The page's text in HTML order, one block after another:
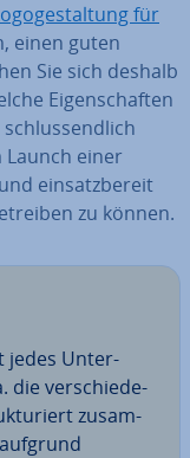
für
einen guten
Sie sich deshalb
Ei­gen­schaf­ten
einer
ein­satz­be­reit
zu können.
jedes Un­ter­
die ver­schie­de­
zu­sam­